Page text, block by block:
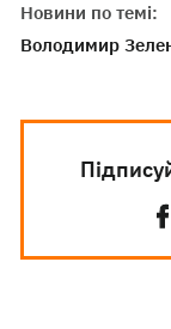
Новини по темі:
Володимир